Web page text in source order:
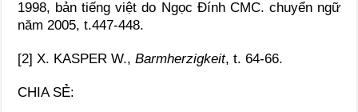
1998, bản tiếng việt do Ngọc Đính CMC. chuyển ngữ
năm 2005, t.447-448.
[2] X. KASPER W.,Barmherzigkeit, t. 64-66.
CHIA SẺ: